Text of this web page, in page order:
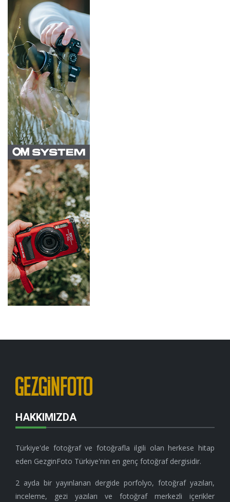
HAKKIMIZDA
Türkiye'de fotoğraf ve fotoğrafla ilgili olan herkese hitap
eden GezginFoto Türkiye'nin en genç fotoğraf dergisidir.
2 ayda bir yayınlanan dergide porfolyo, fotoğraf yazıları,
inceleme, gezi yazıları ve fotoğraf merkezli içerikler